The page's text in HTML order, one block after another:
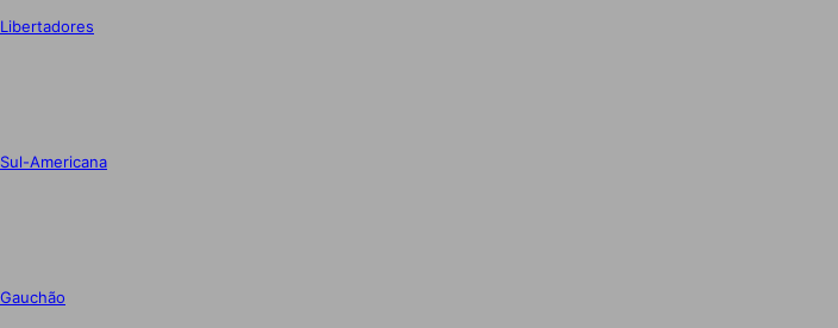
Libertadores
Sul-Americana
Gauchão